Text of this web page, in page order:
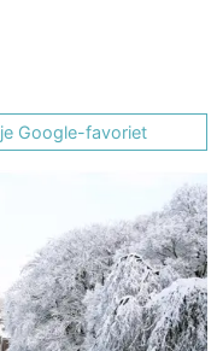
je Google-favoriet